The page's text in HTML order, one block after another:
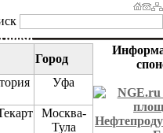
Город
Уфа
Москва-
Тула